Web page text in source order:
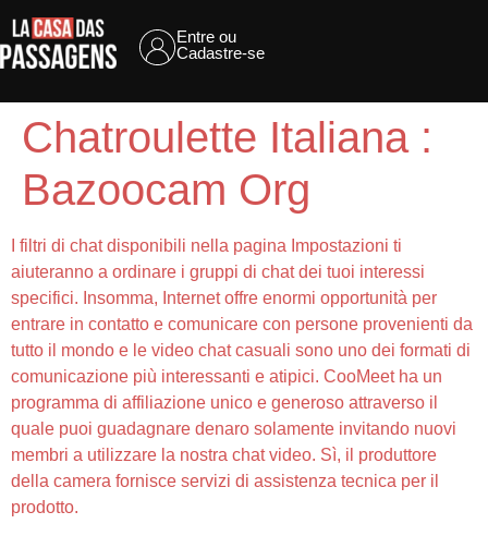
Entre ou
Cadastre-se
Chatroulette Italiana :
Bazoocam Org
I filtri di chat disponibili nella pagina Impostazioni ti
aiuteranno a ordinare i gruppi di chat dei tuoi interessi
specifici. Insomma, Internet offre enormi opportunità per
entrare in contatto e comunicare con persone provenienti da
tutto il mondo e le video chat casuali sono uno dei formati di
comunicazione più interessanti e atipici. CooMeet ha un
programma di affiliazione unico e generoso attraverso il
quale puoi guadagnare denaro solamente invitando nuovi
membri a utilizzare la nostra chat video. Sì, il produttore
della camera fornisce servizi di assistenza tecnica per il
prodotto.